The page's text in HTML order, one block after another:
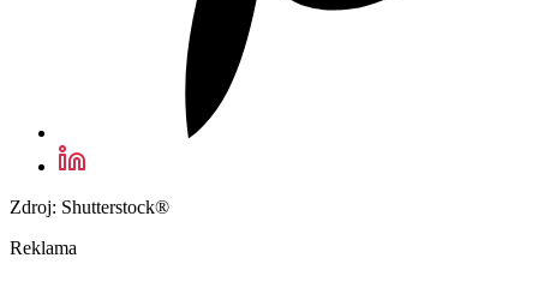
Zdroj: Shutterstock®
Reklama